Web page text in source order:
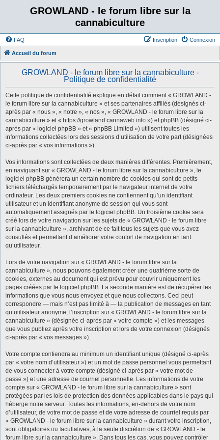
GROWLAND - le forum libre sur la
cannabiculture
FAQ Connexion
Inscription
Accueil du forum
GROWLAND - le forum libre sur la cannabiculture -
Politique de confidentialité
Cette politique de confidentialité explique en détail comment « GROWLAND -
le forum libre sur la cannabiculture » et ses partenaires affiliés (désignés ci-
après par « nous », « notre », « nos », « GROWLAND - le forum libre sur la
cannabiculture » et « https://growland.cannaweb.info ») et phpBB (désigné ci-
après par « logiciel phpBB » et « phpBB Limited ») utilisent toutes les
informations collectées lors des sessions d’utilisation de votre part (désignées
ci-après par « vos informations »).
Vos informations sont collectées de deux manières différentes. Premièrement,
en naviguant sur « GROWLAND - le forum libre sur la cannabiculture », le
logiciel phpBB génèrera un certain nombre de cookies qui sont de petits
fichiers téléchargés temporairement par le navigateur internet de votre
ordinateur. Les deux premiers cookies ne contiennent qu’un identifiant
utilisateur et un identifiant anonyme de session qui vous sont
automatiquement assignés par le logiciel phpBB. Un troisième cookie sera
créé lors de votre navigation sur les sujets de « GROWLAND - le forum libre
sur la cannabiculture », archivant de ce fait tous les sujets que vous avez
consultés et permettant d’améliorer votre confort de navigation en tant
qu’utilisateur.
Lors de votre navigation sur « GROWLAND - le forum libre sur la
cannabiculture », nous pouvons également créer une quatrième sorte de
cookies, externes au document qui est prévu pour couvrir uniquement les
pages créées par le logiciel phpBB. La seconde manière est de récupérer les
informations que vous nous envoyez et que nous collectons. Ceci peut
correspondre — mais n’est pas limité à — la publication de messages en tant
qu’utilisateur anonyme, l’inscription sur « GROWLAND - le forum libre sur la
cannabiculture » (désignée ci-après par « votre compte ») et les messages
que vous publiez après votre inscription et lors de votre connexion (désignés
ci-après par « vos messages »).
Votre compte contiendra au minimum un identifiant unique (désigné ci-après
par « votre nom d’utilisateur ») et un mot de passe personnel vous permettant
de vous connecter à votre compte (désigné ci-après par « votre mot de
passe ») et une adresse de courriel personnelle. Les informations de votre
compte sur « GROWLAND - le forum libre sur la cannabiculture » sont
protégées par les lois de protection des données applicables dans le pays qui
héberge notre serveur. Toutes les informations, en-dehors de votre nom
d’utilisateur, de votre mot de passe et de votre adresse de courriel requis par
« GROWLAND - le forum libre sur la cannabiculture » durant votre inscription,
sont obligatoires ou facultatives, à la seule discrétion de « GROWLAND - le
forum libre sur la cannabiculture ». Dans tous les cas, vous pouvez contrôler